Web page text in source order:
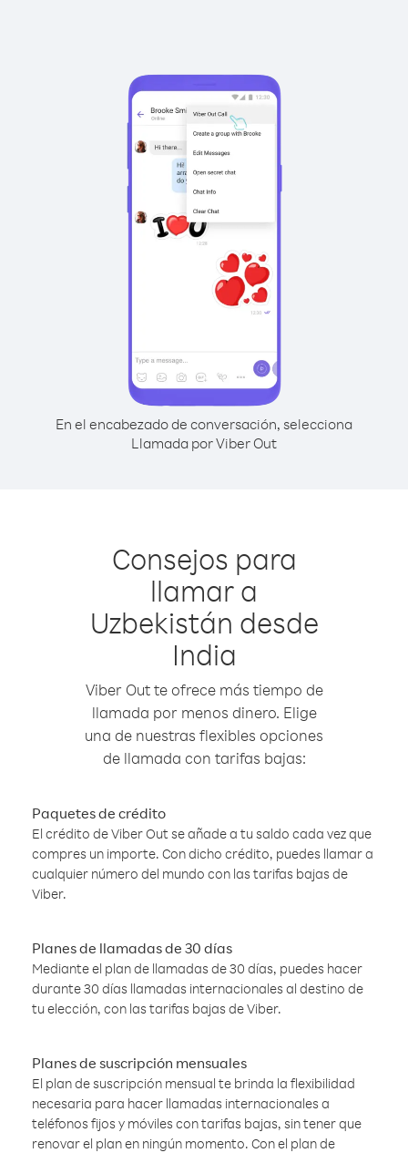
En el encabezado de conversación, selecciona
Llamada por Viber Out
Consejos para
llamar a
Uzbekistán desde
India
Viber Out te ofrece más tiempo de
llamada por menos dinero. Elige
una de nuestras flexibles opciones
de llamada con tarifas bajas:
Paquetes de crédito
El crédito de Viber Out se añade a tu saldo cada vez que
compres un importe. Con dicho crédito, puedes llamar a
cualquier número del mundo con las tarifas bajas de
Viber.
Planes de llamadas de 30 días
Mediante el plan de llamadas de 30 días, puedes hacer
durante 30 días llamadas internacionales al destino de
tu elección, con las tarifas bajas de Viber.
Planes de suscripción mensuales
El plan de suscripción mensual te brinda la flexibilidad
necesaria para hacer llamadas internacionales a
teléfonos fijos y móviles con tarifas bajas, sin tener que
renovar el plan en ningún momento. Con el plan de